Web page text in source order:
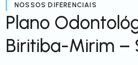
NOSSOS DIFERENCIAIS
Plano
Biritiba-Mirim –